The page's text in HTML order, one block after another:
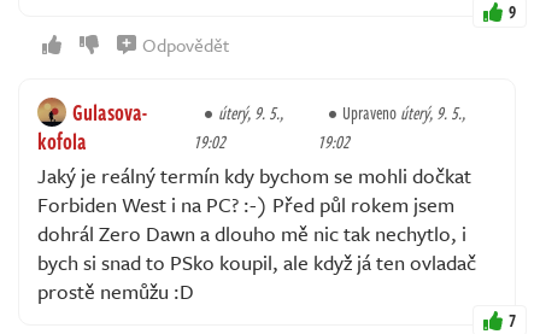
9
Odpovědět
Gulasova-
kofola
úterý, 9. 5.,
19:02
Upravenoúterý, 9. 5.,
19:02
Jaký je reálný termín kdy bychom se mohli dočkat
Forbiden West i na PC? :-) Před půl rokem jsem
dohrál Zero Dawn a dlouho mě nic tak nechytlo, i
bych si snad to PSko koupil, ale když já ten ovladač
prostě nemůžu :D
7